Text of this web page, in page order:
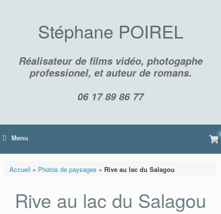
Stéphane POIREL
Réalisateur de films vidéo, photogaphe
professionel, et auteur de romans.
06 17 89 86 77
Menu 0
Accueil » Photos de paysages » Rive au lac du Salagou
Rive au lac du Salagou